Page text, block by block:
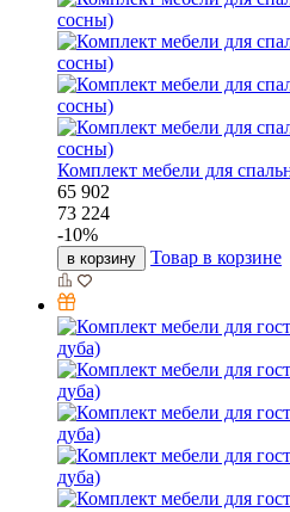
Комплект мебели для
65 902
73 224
-10%
в корзину Товар в корзине